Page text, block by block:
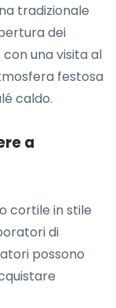
tradizionale
dei
una visita al
festosa
caldo.
a
cortile in stile
di
possono